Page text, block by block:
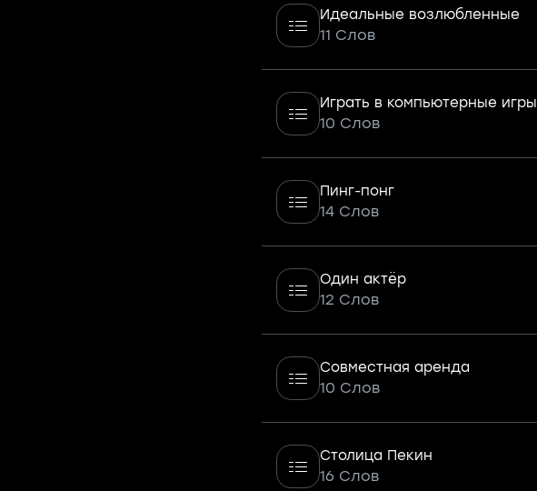
Идеальные возлюбленные
11 Слов
Играть в компьютерные игры
10 Слов
Пинг-понг
14 Слов
Один актёр
12 Слов
Совместная аренда
10 Слов
Столица Пекин
16 Слов